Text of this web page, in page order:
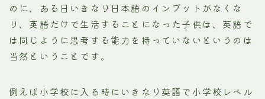
のに、ある日いきなり日本語のインプットがなくな
り、英語だけで生活することになった子供は、英語で
は同じように思考する能力を持っていないというのは
当然ということです。
例えば小学校に入る時にいきなり英語で小学校レベル